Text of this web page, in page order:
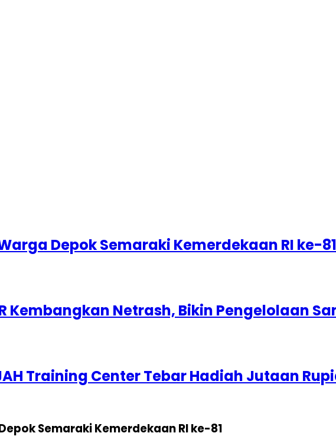
Depok Semaraki Kemerdekaan RI ke-81
Kembangkan Netrash, Bikin Pengelolaan
Training Center Tebar Hadiah Jutaan
Semaraki Kemerdekaan RI ke-81